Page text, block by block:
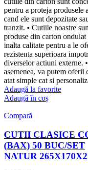
pentru a proteja produsele
cand ele sunt depozitate
tranzit. • Cutiile noastre
produse din carton ondulat
inalta calitate pentru a le
rezistenta superioara
diverselor actiuni externe.
asemenea, va putem oferii
atat simple cat si
Adaugă la favorite
Adaugă în coș
Compară
CUTII CLASICE
(BAX) 50 BUC/SET
NATUR